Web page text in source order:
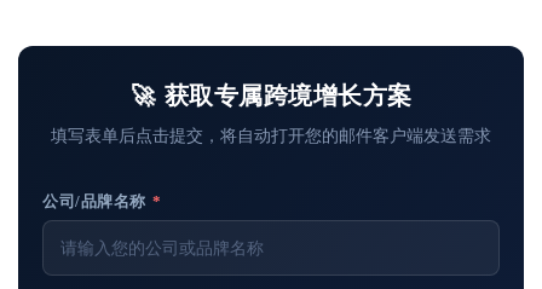
🚀 获取专属跨境增长方案
填写表单后点击提交，将自动打开您的邮件客户端发送需求
公司/品牌名称 *